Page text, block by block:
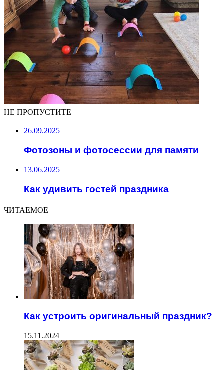
НЕ ПРОПУСТИТЕ
26.09.2025
Фотозоны и фотосессии для памяти
13.06.2025
Как удивить гостей праздника
ЧИТАЕМОЕ
Как устроить оригинальный праздник?
15.11.2024